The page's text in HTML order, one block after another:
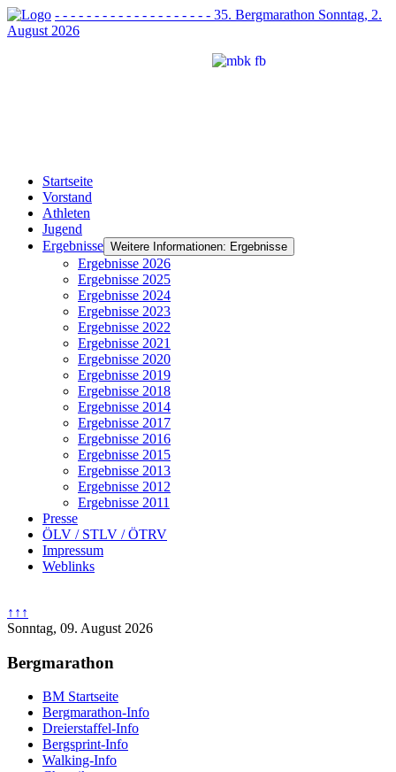
- - - - - - - - - - - - - - - - - - - - 35. Bergmarathon Sonntag, 2.
August 2026
Startseite
Vorstand
Athleten
Jugend
Ergebnisse Weitere Informationen: Ergebnisse
Ergebnisse 2026
Ergebnisse 2025
Ergebnisse 2024
Ergebnisse 2023
Ergebnisse 2022
Ergebnisse 2021
Ergebnisse 2020
Ergebnisse 2019
Ergebnisse 2018
Ergebnisse 2014
Ergebnisse 2017
Ergebnisse 2016
Ergebnisse 2015
Ergebnisse 2013
Ergebnisse 2012
Ergebnisse 2011
Presse
ÖLV / STLV / ÖTRV
Impressum
Weblinks
↑↑↑
Sonntag, 09. August 2026
Bergmarathon
BM Startseite
Bergmarathon-Info
Dreierstaffel-Info
Bergsprint-Info
Walking-Info